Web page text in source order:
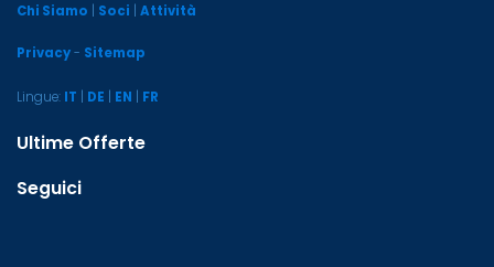
Chi Siamo
Soci Attività
Privacy- Sitemap
Lingue: IT DE EN FR
Ultime Offerte
Seguici